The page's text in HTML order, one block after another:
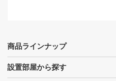
商品ラインナップ
設置部屋から探す